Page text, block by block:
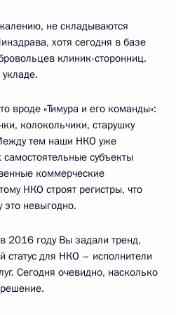
не складываются
хотя сегодня в базе
клиник-сторонниц.
вроде «Тимура и его команды»:
колокольчики, старушку
тем наши НКО уже
субъекты
коммерческие
НКО строят регистры, что
это невыгодно.
2016 году Вы задали тренд,
статус для НКО – исполнители
Сегодня очевидно, насколько